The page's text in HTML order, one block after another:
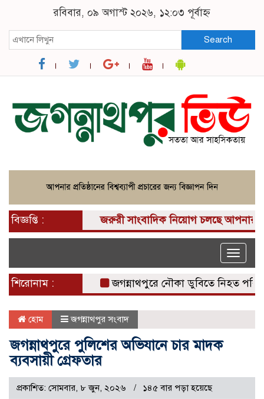
রবিবার, ০৯ অগাস্ট ২০২৬, ১২:০৩ পূর্বাহ্ন
Search
বিজ্ঞপ্তি : জরুরী সাংবাদিক নিয়োগ চলছে আপনার
Toggle
শিরোনাম : জগন্নাথপুরে নৌকা ডুবিতে নিহত
হোম জগন্নাথপুর সংবাদ
জগন্নাথপুরে পুলিশের অভিযানে চার মাদক
ব্যবসায়ী গ্রেফতার
প্রকাশিত: সোমবার, ৮ জুন, ২০২৬ ১৪৫ বার পড়া হয়েছে